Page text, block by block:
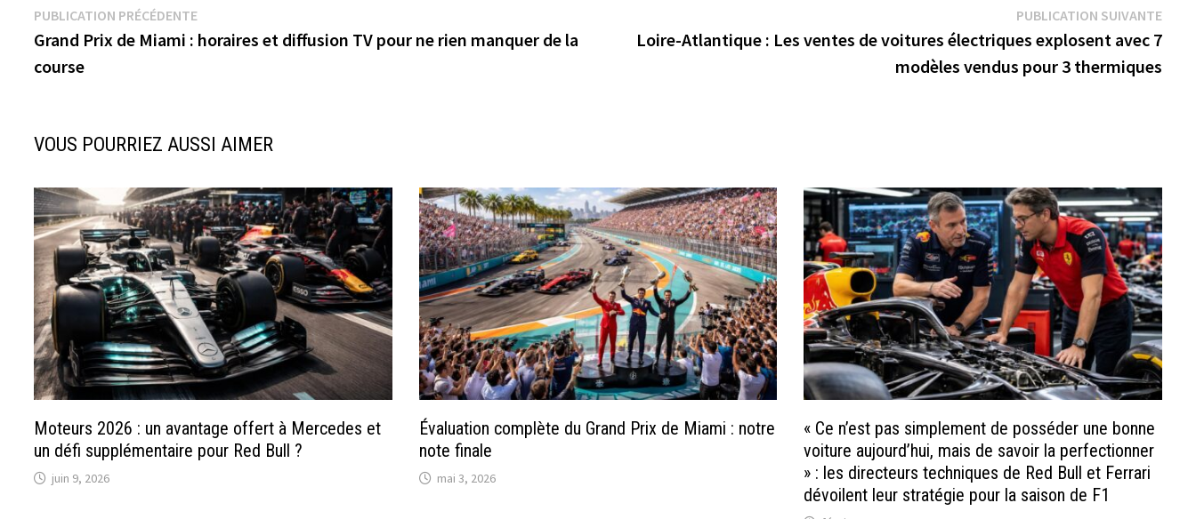
Navigation
de
PUBLICATION PRÉCÉDENTEPublication
précédente :
Grand Prix de Miami : horaires et diffusion TV pour ne rien manquer de la
course
PUBLICATION SUIVANTE
Loire-Atlantique : Les ventes de voitures électriques explosent avec 7
modèles vendus pour 3 thermiques
VOUS POURRIEZ AUSSI AIMER
Moteurs 2026 : un avantage offert à Mercedes et
un défi supplémentaire pour Red Bull ?
juin 9, 2026
Évaluation complète du Grand Prix de Miami : notre
note finale
mai 3, 2026
« Ce n’est pas simplement de posséder une bonne
voiture aujourd’hui, mais de savoir la perfectionner
» : les directeurs techniques de Red Bull et Ferrari
dévoilent leur stratégie pour la saison de F1